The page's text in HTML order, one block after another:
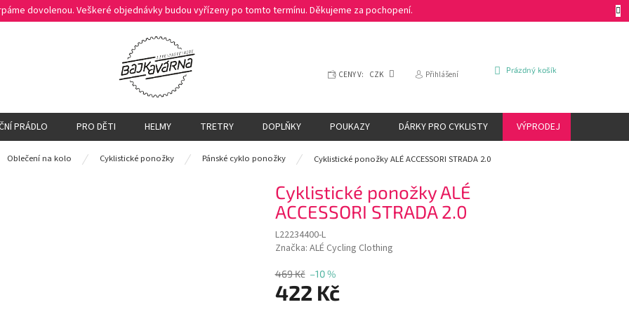
dovolenou. Veškeré objednávky budou vyřízeny po tomto termínu. Děkujeme za pochopení.
CENY V: CZK Přihlášení
NÁKUPNÍ
Prázdný košík
PRÁDLO PRO DĚTI HELMY TRETRY DOPLŇKY POUKAZY DÁRKY PRO CYKLISTY VÝPRODEJ
Oblečení na kolo Cyklistické ponožky Pánské cyklo ponožky Cyklistické ponožky ALÉ ACCESSORI STRADA 2.0
Cyklistické ponožky ALÉ
ACCESSORI STRADA 2.0
L22234400-L
Značka: ALÉ Cycling Clothing
469 Kč –10 %
422 Kč